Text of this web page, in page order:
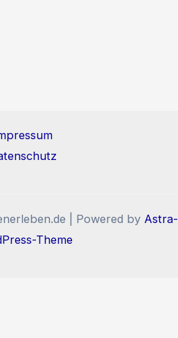
| Powered by Astra-
Theme